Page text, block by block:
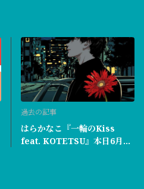
過去の記事
はらかなこ『一輪のKiss
feat. KOTETSU』本日6月25